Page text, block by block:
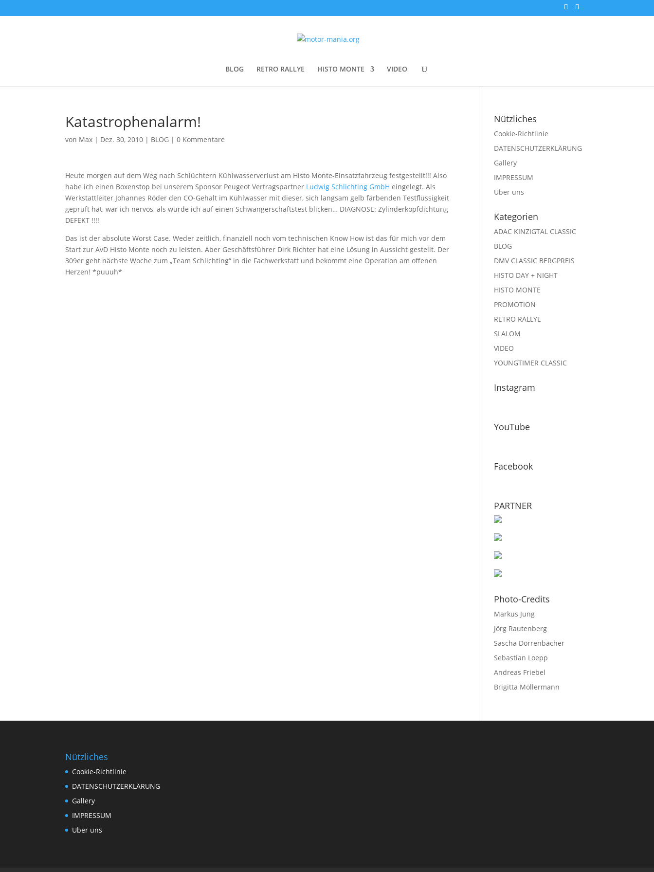
BLOG RETRO RALLYE HISTO MONTE VIDEO
Katastrophenalarm!
von Max | Dez. 30, 2010 | BLOG |0 Kommentare
Heute morgen auf dem Weg nach Schlüchtern Kühlwasserverlust am Histo Monte-Einsatzfahrzeug festgestellt!!! Also
habe ich einen Boxenstop bei unserem Sponsor Peugeot Vertragspartner Ludwig Schlichting GmbHeingelegt. Als
Werkstattleiter Johannes Röder den CO-Gehalt im Kühlwasser mit dieser, sich langsam gelb färbenden Testflüssigkeit
geprüft hat, war ich nervös, als würde ich auf einen Schwangerschaftstest blicken… DIAGNOSE: Zylinderkopfdichtung
DEFEKT !!!!
Das ist der absolute Worst Case. Weder zeitlich, finanziell noch vom technischen Know How ist das für mich vor dem
Start zur AvD Histo Monte noch zu leisten. Aber Geschäftsführer Dirk Richter hat eine Lösung in Aussicht gestellt. Der
309er geht nächste Woche zum „Team Schlichting“ in die Fachwerkstatt und bekommt eine Operation am offenen
Herzen! *puuuh*
Nützliches
Cookie-Richtlinie
DATENSCHUTZERKLÄRUNG
Gallery
IMPRESSUM
Über uns
Kategorien
ADAC KINZIGTAL CLASSIC
BLOG
DMV CLASSIC BERGPREIS
HISTO DAY + NIGHT
HISTO MONTE
PROMOTION
RETRO RALLYE
SLALOM
VIDEO
YOUNGTIMER CLASSIC
Instagram
YouTube
Facebook
PARTNER
Photo-Credits
Markus Jung
Jörg Rautenberg
Sascha Dörrenbächer
Sebastian Loepp
Andreas Friebel
Brigitta Möllermann
Nützliches
Cookie-Richtlinie
DATENSCHUTZERKLÄRUNG
Gallery
IMPRESSUM
Über uns